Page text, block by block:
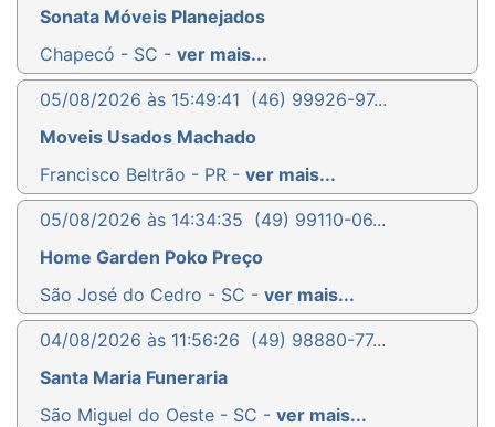
Sonata Móveis Planejados
Chapecó - SC - ver mais...
05/08/2026 às 15:49:41 (46) 99926-97...
Moveis Usados Machado
Francisco Beltrão - PR - ver mais...
05/08/2026 às 14:34:35 (49) 99110-06...
Home Garden Poko Preço
São José do Cedro - SC - ver mais...
04/08/2026 às 11:56:26 (49) 98880-77...
Santa Maria Funeraria
São Miguel do Oeste - SC - ver mais...